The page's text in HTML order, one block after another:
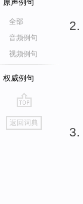
原声例句
全部
音频例句
视频例句
权威例句
go
top
返回词典